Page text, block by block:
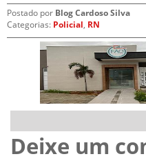
Postado por Blog Cardoso Silva
Categorias: Policial, RN
Deixe um